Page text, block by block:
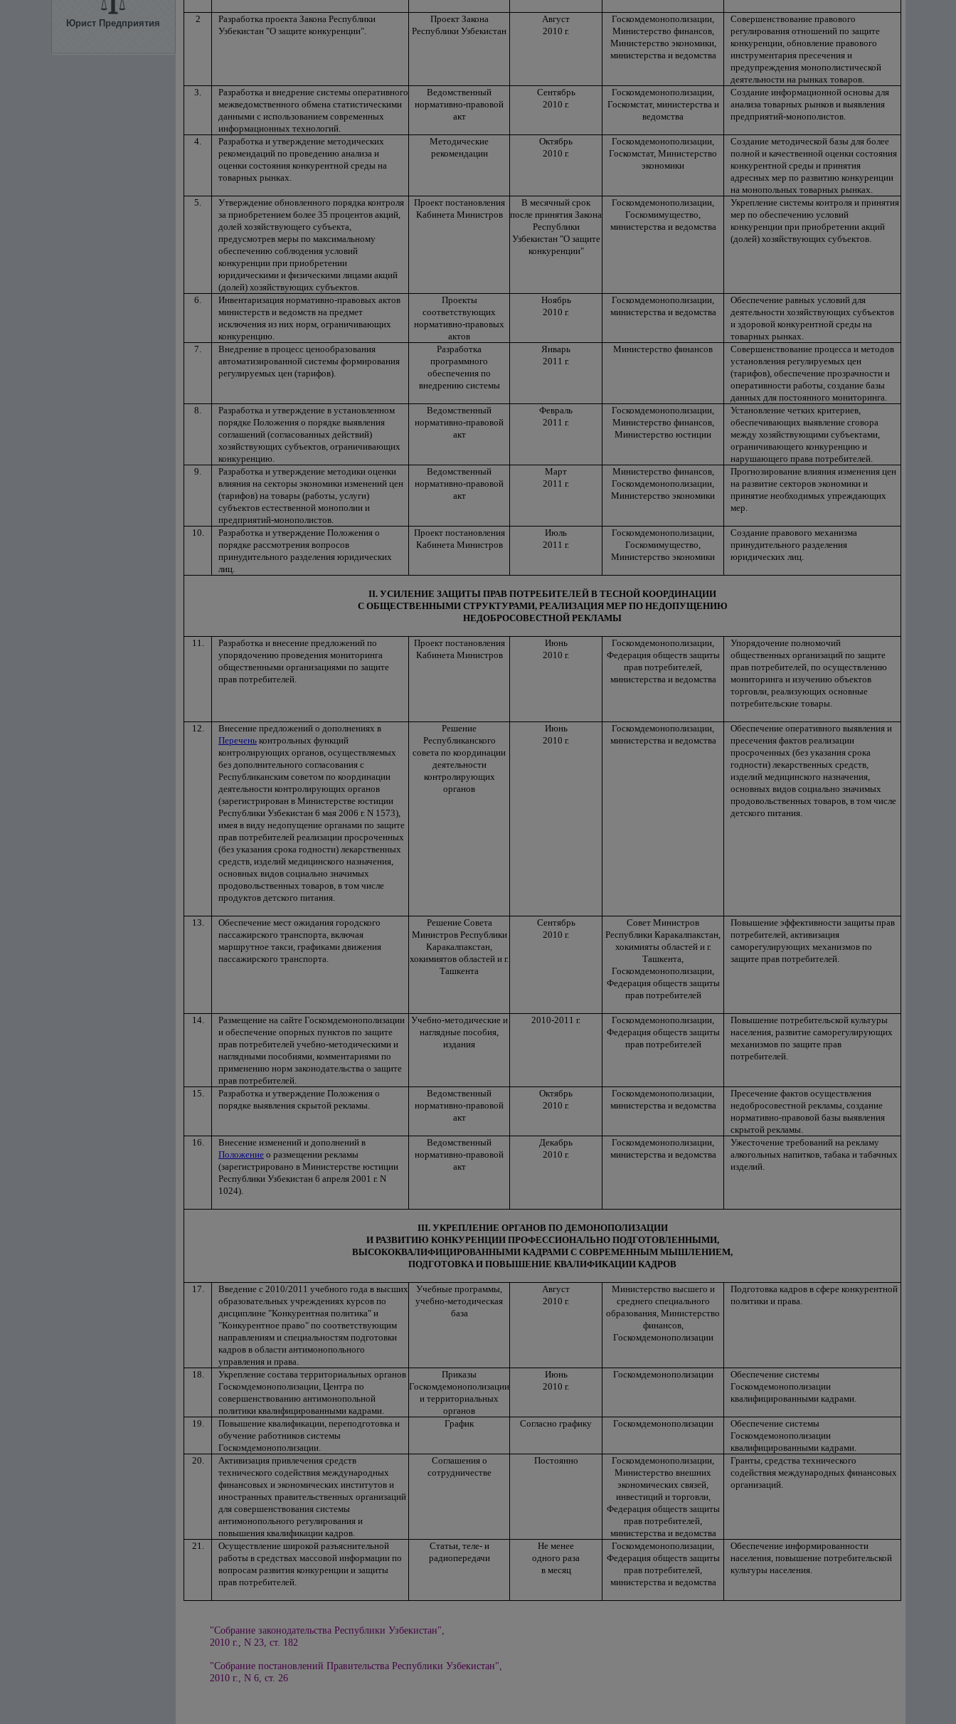
Юрист Предприятия 2
Разработка проекта Закона Республики
Узбекистан "О защите конкуренции".
Проект Закона
Республики Узбекистан
Август
2010 г.
Госкомдемонополизации,
Министерство финансов,
Министерство экономики,
министерства и ведомства
Совершенствование правового
регулирования отношений по защите
конкуренции, обновление правового
инструментария пресечения и
предупреждения монополистической
деятельности на рынках товаров.
3.
Разработка и внедрение системы оперативного
межведомственного обмена статистическими
данными с использованием современных
информационных технологий.
Ведомственный
нормативно-правовой
акт
Сентябрь
2010 г.
Госкомдемонополизации,
Госкомстат, министерства и
ведомства
Создание информационной основы для
анализа товарных рынков и выявления
предприятий-монополистов.
4.
Разработка и утверждение методических
рекомендаций по проведению анализа и
оценки состояния конкурентной среды на
товарных рынках.
Методические
рекомендации
Октябрь
2010 г.
Госкомдемонополизации,
Госкомстат, Министерство
экономики
Создание методической базы для более
полной и качественной оценки состояния
конкурентной среды и принятия
адресных мер по развитию конкуренции
на монопольных товарных рынках.
5.
Утверждение обновленного порядка контроля
за приобретением более 35 процентов акций,
долей хозяйствующего субъекта,
предусмотрев меры по максимальному
обеспечению соблюдения условий
конкуренции при приобретении
юридическими и физическими лицами акций
(долей) хозяйствующих субъектов.
Проект постановления
Кабинета Министров
В месячный срок
после принятия Закона
Республики
Узбекистан "О защите
конкуренции"
Госкомдемонополизации,
Госкомимущество,
министерства и ведомства
Укрепление системы контроля и принятия
мер по обеспечению условий
конкуренции при приобретении акций
(долей) хозяйствующих субъектов.
6.
Инвентаризация нормативно-правовых актов
министерств и ведомств на предмет
исключения из них норм, ограничивающих
конкуренцию.
Проекты
соответствующих
нормативно-правовых
актов
Ноябрь
2010 г.
Госкомдемонополизации,
министерства и ведомства
Обеспечение равных условий для
деятельности хозяйствующих субъектов
и здоровой конкурентной среды на
товарных рынках.
7.
Внедрение в процесс ценообразования
автоматизированной системы формирования
регулируемых цен (тарифов).
Разработка
программного
обеспечения по
внедрению системы
Январь
2011 г.
Министерство финансов
Совершенствование процесса и методов
установления регулируемых цен
(тарифов), обеспечение прозрачности и
оперативности работы, создание базы
данных для постоянного мониторинга.
8.
Разработка и утверждение в установленном
порядке Положения о порядке выявления
соглашений (согласованных действий)
хозяйствующих субъектов, ограничивающих
конкуренцию.
Ведомственный
нормативно-правовой
акт
Февраль
2011 г.
Госкомдемонополизации,
Министерство финансов,
Министерство юстиции
Установление четких критериев,
обеспечивающих выявление сговора
между хозяйствующими субъектами,
ограничивающего конкуренцию и
нарушающего права потребителей.
9.
Разработка и утверждение методики оценки
влияния на секторы экономики изменений цен
(тарифов) на товары (работы, услуги)
субъектов естественной монополии и
предприятий-монополистов.
Ведомственный
нормативно-правовой
акт
Март
2011 г.
Министерство финансов,
Госкомдемонополизации,
Министерство экономики
Прогнозирование влияния изменения цен
на развитие секторов экономики и
принятие необходимых упреждающих
мер.
10.
Разработка и утверждение Положения о
порядке рассмотрения вопросов
принудительного разделения юридических
лиц.
Проект постановления
Кабинета Министров
Июль
2011 г.
Госкомдемонополизации,
Госкомимущество,
Министерство экономики
Создание правового механизма
принудительного разделения
юридических лиц.
II. УСИЛЕНИЕ ЗАЩИТЫ ПРАВ ПОТРЕБИТЕЛЕЙ В ТЕСНОЙ КООРДИНАЦИИ
С ОБЩЕСТВЕННЫМИ СТРУКТУРАМИ, РЕАЛИЗАЦИЯ МЕР ПО НЕДОПУЩЕНИЮ
НЕДОБРОСОВЕСТНОЙ РЕКЛАМЫ
11.
Разработка и внесение предложений по
упорядочению проведения мониторинга
общественными организациями по защите
прав потребителей.
Проект постановления
Кабинета Министров
Июнь
2010 г.
Госкомдемонополизации,
Федерация обществ защиты
прав потребителей,
министерства и ведомства
Упорядочение полномочий
общественных организаций по защите
прав потребителей, по осуществлению
мониторинга и изучению объектов
торговли, реализующих основные
потребительские товары.
12.
Внесение предложений о дополнениях в
Перечень контрольных функций
контролирующих органов, осуществляемых
без дополнительного согласования с
Республиканским советом по координации
деятельности контролирующих органов
(зарегистрирован в Министерстве юстиции
Республики Узбекистан 6 мая 2006 г. N 1573),
имея в виду недопущение органами по защите
прав потребителей реализации просроченных
(без указания срока годности) лекарственных
средств, изделий медицинского назначения,
основных видов социально значимых
продовольственных товаров, в том числе
продуктов детского питания.
Решение
Республиканского
совета по координации
деятельности
контролирующих
органов
Июнь
2010 г.
Госкомдемонополизации,
министерства и ведомства
Обеспечение оперативного выявления и
пресечения фактов реализации
просроченных (без указания срока
годности) лекарственных средств,
изделий медицинского назначения,
основных видов социально значимых
продовольственных товаров, в том числе
детского питания.
13.
Обеспечение мест ожидания городского
пассажирского транспорта, включая
маршрутное такси, графиками движения
пассажирского транспорта.
Решение Совета
Министров Республики
Каракалпакстан,
хокимиятов областей и г.
Ташкента
Сентябрь
2010 г.
Совет Министров
Республики Каракалпакстан,
хокимияты областей и г.
Ташкента,
Госкомдемонополизации,
Федерация обществ защиты
прав потребителей
Повышение эффективности защиты прав
потребителей, активизация
саморегулирующих механизмов по
защите прав потребителей.
14.
Размещение на сайте Госкомдемонополизации
и обеспечение опорных пунктов по защите
прав потребителей учебно-методическими и
наглядными пособиями, комментариями по
применению норм законодательства о защите
прав потребителей.
Учебно-методические и
наглядные пособия,
издания
2010-2011 г.
Госкомдемонополизации,
Федерация обществ защиты
прав потребителей
Повышение потребительской культуры
населения, развитие саморегулирующих
механизмов по защите прав
потребителей.
15.
Разработка и утверждение Положения о
порядке выявления скрытой рекламы.
Ведомственный
нормативно-правовой
акт
Октябрь
2010 г.
Госкомдемонополизации,
министерства и ведомства
Пресечение фактов осуществления
недобросовестной рекламы, создание
нормативно-правовой базы выявления
скрытой рекламы.
16.
Внесение изменений и дополнений в
Положение о размещении рекламы
(зарегистрировано в Министерстве юстиции
Республики Узбекистан 6 апреля 2001 г. N
1024).
Ведомственный
нормативно-правовой
акт
Декабрь
2010 г.
Госкомдемонополизации,
министерства и ведомства
Ужесточение требований на рекламу
алкогольных напитков, табака и табачных
изделий.
III. УКРЕПЛЕНИЕ ОРГАНОВ ПО ДЕМОНОПОЛИЗАЦИИ
И РАЗВИТИЮ КОНКУРЕНЦИИ ПРОФЕССИОНАЛЬНО ПОДГОТОВЛЕННЫМИ,
ВЫСОКОКВАЛИФИЦИРОВАННЫМИ КАДРАМИ С СОВРЕМЕННЫМ МЫШЛЕНИЕМ,
ПОДГОТОВКА И ПОВЫШЕНИЕ КВАЛИФИКАЦИИ КАДРОВ
17.
Введение с 2010/2011 учебного года в высших
образовательных учреждениях курсов по
дисциплине "Конкурентная политика" и
"Конкурентное право" по соответствующим
направлениям и специальностям подготовки
кадров в области антимонопольного
управления и права.
Учебные программы,
учебно-методическая
база
Август
2010 г.
Министерство высшего и
среднего специального
образования, Министерство
финансов,
Госкомдемонополизации
Подготовка кадров в сфере конкурентной
политики и права.
18.
Укрепление состава территориальных органов
Госкомдемонополизации, Центра по
совершенствованию антимонопольной
политики квалифицированными кадрами.
Приказы
Госкомдемонополизации
и территориальных
органов
Июнь
2010 г.
Госкомдемонополизации
Обеспечение системы
Госкомдемонополизации
квалифицированными кадрами.
19.
Повышение квалификации, переподготовка и
обучение работников системы
Госкомдемонополизации.
График Согласно графику Госкомдемонополизации
Обеспечение системы
Госкомдемонополизации
квалифицированными кадрами.
20.
Активизация привлечения средств
технического содействия международных
финансовых и экономических институтов и
иностранных правительственных организаций
для совершенствования системы
антимонопольного регулирования и
повышения квалификации кадров.
Соглашения о
сотрудничестве
Постоянно
Госкомдемонополизации,
Министерство внешних
экономических связей,
инвестиций и торговли,
Федерация обществ защиты
прав потребителей,
министерства и ведомства
Гранты, средства технического
содействия международных финансовых
организаций.
21.
Осуществление широкой разъяснительной
работы в средствах массовой информации по
вопросам развития конкуренции и защиты
прав потребителей.
Статьи, теле- и
радиопередачи
Не менее
одного раза
в месяц
Госкомдемонополизации,
Федерация обществ защиты
прав потребителей,
министерства и ведомства
Обеспечение информированности
населения, повышение потребительской
культуры населения.
"Собрание законодательства Республики Узбекистан",
2010 г., N 23, ст. 182
"Собрание постановлений Правительства Республики Узбекистан",
2010 г., N 6, ст. 26